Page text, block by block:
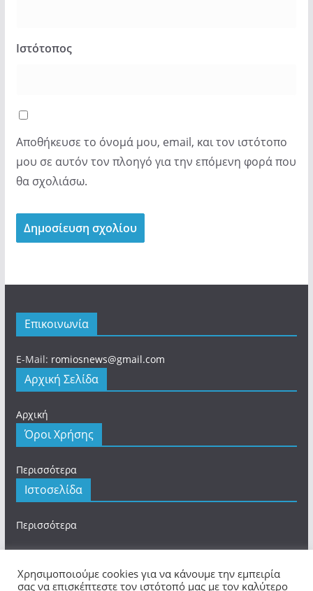
Ιστότοπος
Αποθήκευσε το όνομά μου, email, και τον ιστότοπο
μου σε αυτόν τον πλοηγό για την επόμενη φορά που
θα σχολιάσω.
Επικοινωνία
E-Mail: romiosnews@gmail.com
Αρχική Σελίδα
Αρχική
Όροι Χρήσης
Περισσότερα
Ιστοσελίδα
Περισσότερα
Χρησιμοποιούμε cookies για να κάνουμε την εμπειρία
σας να επισκέπτεστε τον ιστότοπό μας με τον καλύτερο